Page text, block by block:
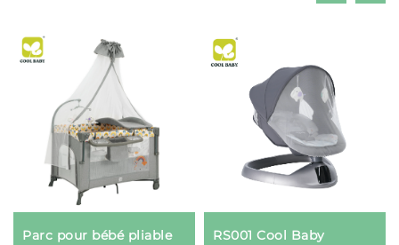
Parc pour bébé pliable
RS001 Cool Baby